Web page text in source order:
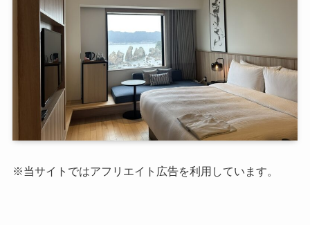
※当サイトではアフリエイト広告を利用しています。